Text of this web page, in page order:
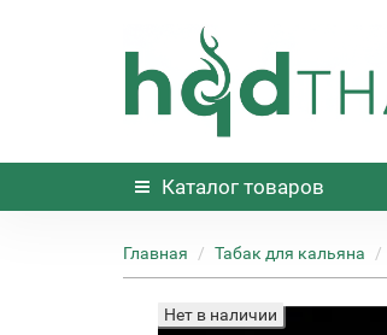
Каталог товаров
Главная Табак для кальяна
Нет в наличии